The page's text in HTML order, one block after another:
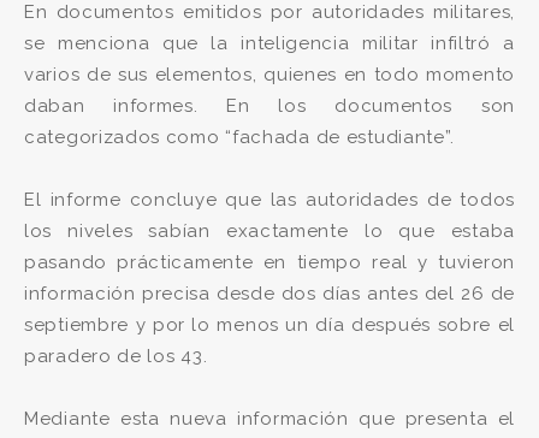
En documentos emitidos por autoridades militares,
se menciona que la inteligencia militar infiltró a
varios de sus elementos, quienes en todo momento
daban informes. En los documentos son
categorizados como “fachada de estudiante”.
El informe concluye que las autoridades de todos
los niveles sabían exactamente lo que estaba
pasando prácticamente en tiempo real y tuvieron
información precisa desde dos días antes del 26 de
septiembre y por lo menos un día después sobre el
paradero de los 43.
Mediante esta nueva información que presenta el